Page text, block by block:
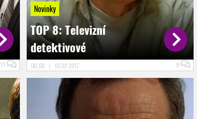
11
Novinky
TOP 8: Televizní
detektivové
DO_OD | 03.02.2017 9